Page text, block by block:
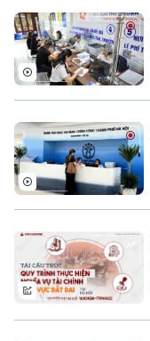
Hà Nội
Chính trị
An ninh trật tự
Công nghệ
Hà Nội
Nhịp sống Hà Nội
Khoảnh khắc Hà Nội
Thế giới
Tin tức
Quân sự
Hồ sơ
Người Việt 4 phương
Kinh tế
Tin tức
Tài chính Ngân hàng
Doanh nghiệp
Nhà đất
Tin tức
Đầu tư
Tàu và Xe
Ô tô
Tàu
Giáo dục